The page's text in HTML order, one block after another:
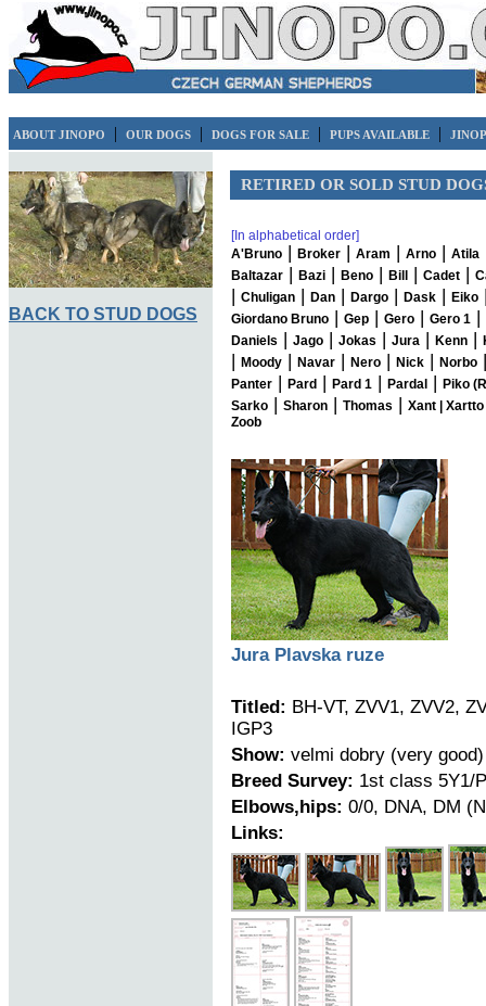
ABOUT JINOPO | OUR DOGS | DOGS FOR SALE | PUPS AVAILABLE |
BACK TO STUD DOGS
RETIRED OR SOLD STUD
[In alphabetical order]
A'Bruno | Broker | Aram | Arno | Atila
Baltazar | Bazi | Beno | Bill | Cadet |
| Chuligan | Dan | Dargo | Dask | Eiko
Giordano Bruno | Gep | Gero | Gero 1 |
Daniels | Jago | Jokas | Jura | Kenn |
| Moody | Navar | Nero | Nick | Norbo
Panter | Pard | Pard 1 | Pardal |
Piko
Sarko | Sharon | Thomas | Xant | Xartto
Zoob
Jura Plavska ruze
Titled: BH-VT, ZVV1, ZVV2,
IGP3
Show: velmi dobry (very good)
Breed Survey: 1st class 5Y1/P
Elbows,hips: 0/0, DNA, DM
Links: